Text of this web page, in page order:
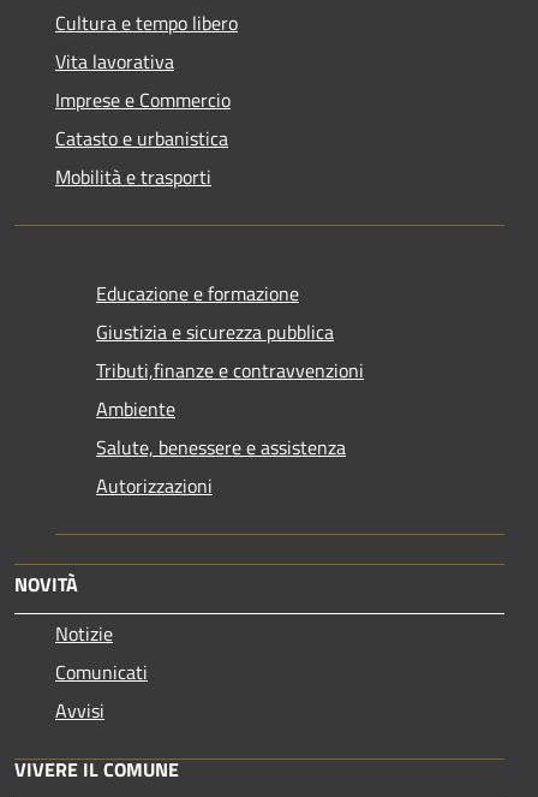
Cultura e tempo libero
Vita lavorativa
Imprese e Commercio
Catasto e urbanistica
Mobilità e trasporti
Educazione e formazione
Giustizia e sicurezza pubblica
Tributi,finanze e contravvenzioni
Ambiente
Salute, benessere e assistenza
Autorizzazioni
NOVITÀ
Notizie
Comunicati
Avvisi
VIVERE IL COMUNE